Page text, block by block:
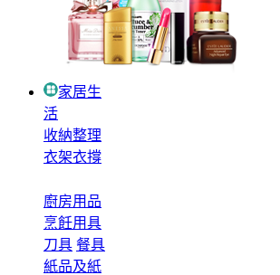
家居生
活
收納整理
衣架衣撐
廚房用品
烹飪用具
刀具 餐具
紙品及紙